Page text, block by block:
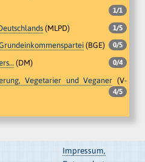
1/1
(MLPD) 1/5
(BGE) 0/5
(DM) 0/4
Vegetarier und Veganer (V-
4/5
Impressum,